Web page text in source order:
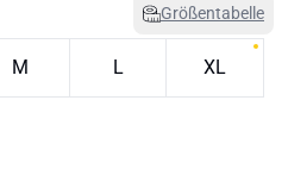
Größentabelle
M L XL